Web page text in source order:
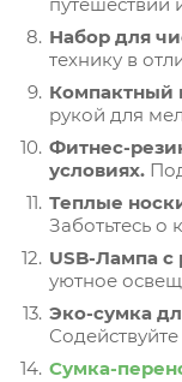
Набор для
технику в
Компактный
рукой для
Фитнес-
условиях.
Теплые
Заботьтесь
USB-Лампа с
уютное
Эко-сумка
Сумка-